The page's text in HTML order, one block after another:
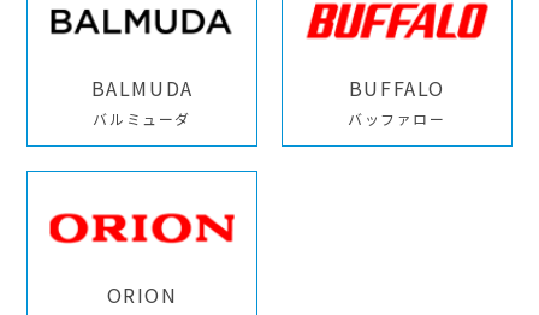
BALMUDA
バルミューダ
BUFFALO
バッファロー
ORION